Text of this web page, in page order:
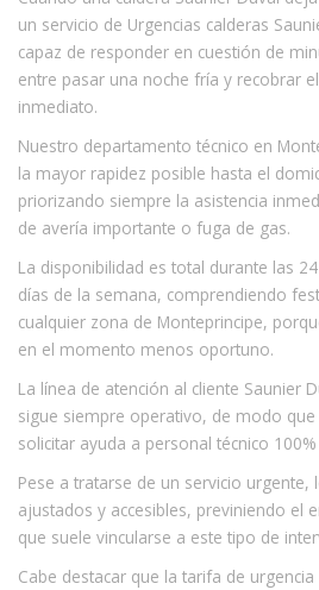
un servicio de Urgencias calderas
capaz de responder en cuestión de
entre pasar una noche fría y recobrar
inmediato.
Nuestro departamento técnico en
la mayor rapidez posible hasta el
priorizando siempre la asistencia
de avería importante o fuga de gas.
La disponibilidad es total durante las
días de la semana, comprendiendo
cualquier zona de Monteprincipe,
en el momento menos oportuno.
La línea de atención al cliente Saunier
sigue siempre operativo, de modo
solicitar ayuda a personal técnico
Pese a tratarse de un servicio urgente,
ajustados y accesibles, previniendo el
que suele vincularse a este tipo de
Cabe destacar que la tarifa de